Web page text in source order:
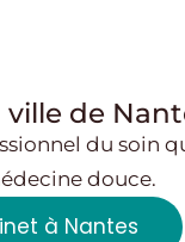
ville de
du soin
douce.
à Nantes